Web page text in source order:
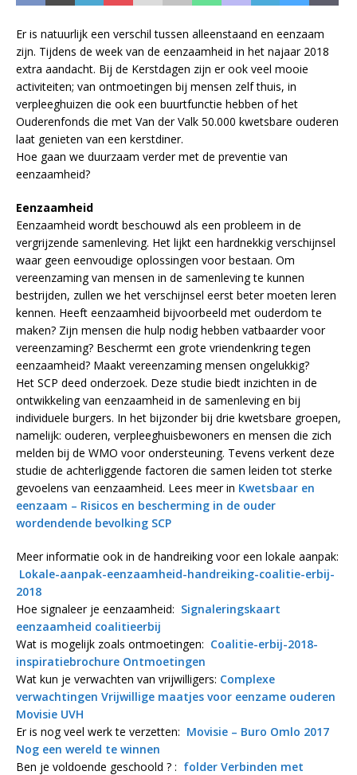
Er is natuurlijk een verschil tussen alleenstaand en eenzaam
zijn. Tijdens de week van de eenzaamheid in het najaar 2018
extra aandacht. Bij de Kerstdagen zijn er ook veel mooie
activiteiten; van ontmoetingen bij mensen zelf thuis, in
verpleeghuizen die ook een buurtfunctie hebben of het
Ouderenfonds die met Van der Valk 50.000 kwetsbare ouderen
laat genieten van een kerstdiner.
Hoe gaan we duurzaam verder met de preventie van
eenzaamheid?
Eenzaamheid
Eenzaamheid wordt beschouwd als een probleem in de
vergrijzende samenleving. Het lijkt een hardnekkig verschijnsel
waar geen eenvoudige oplossingen voor bestaan. Om
vereenzaming van mensen in de samenleving te kunnen
bestrijden, zullen we het verschijnsel eerst beter moeten leren
kennen. Heeft eenzaamheid bijvoorbeeld met ouderdom te
maken? Zijn mensen die hulp nodig hebben vatbaarder voor
vereenzaming? Beschermt een grote vriendenkring tegen
eenzaamheid? Maakt vereenzaming mensen ongelukkig?
Het SCP deed onderzoek. Deze studie biedt inzichten in de
ontwikkeling van eenzaamheid in de samenleving en bij
individuele burgers. In het bijzonder bij drie kwetsbare groepen,
namelijk: ouderen, verpleeghuisbewoners en mensen die zich
melden bij de WMO voor ondersteuning. Tevens verkent deze
studie de achterliggende factoren die samen leiden tot sterke
gevoelens van eenzaamheid. Lees meer in Kwetsbaar en
eenzaam – Risicos en bescherming in de ouder
wordendende bevolking SCP
Meer informatie ook in de handreiking voor een lokale aanpak:
Lokale-aanpak-eenzaamheid-handreiking-coalitie-erbij-
2018
Hoe signaleer je eenzaamheid: Signaleringskaart
eenzaamheid coalitieerbij
Wat is mogelijk zoals ontmoetingen: Coalitie-erbij-2018-
inspiratiebrochure Ontmoetingen
Wat kun je verwachten van vrijwilligers: Complexe
verwachtingen Vrijwillige maatjes voor eenzame ouderen
Movisie UVH
Er is nog veel werk te verzetten: Movisie – Buro Omlo 2017
Nog een wereld te winnen
Ben je voldoende geschoold ? : folder Verbinden met